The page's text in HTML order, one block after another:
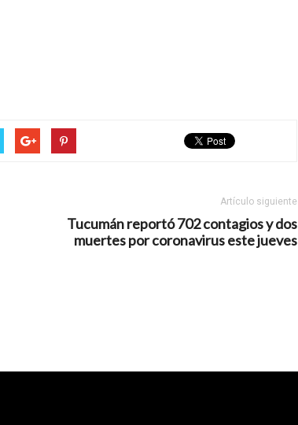
Artículo siguiente
Tucumán reportó 702 contagios y dos
muertes por coronavirus este jueves